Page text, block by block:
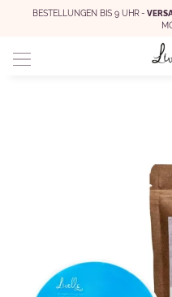
BESTELLUNGEN BIS 9 UHR -